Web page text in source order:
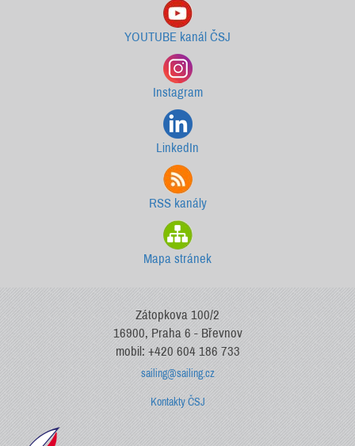
YOUTUBE kanál ČSJ
Instagram
LinkedIn
RSS kanály
Mapa stránek
Zátopkova 100/2
16900, Praha 6 - Břevnov
mobil: +420 604 186 733
sailing@sailing.cz
Kontakty ČSJ